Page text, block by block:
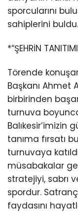
sporcularını
sahiplerini buldu.
*“ŞEHRİN
Törende
Başkanı Ahmet
birbirinden
turnuva
Balıkesir’imizin
tanıma fırsatı
turnuvaya
müsabakalar
stratejiyi, sabrı
spordur.
faydasını